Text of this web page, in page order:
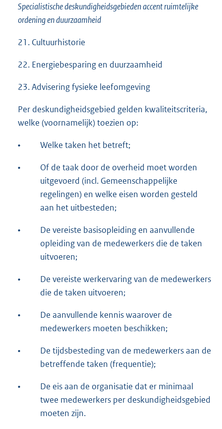
Specialistische deskundigheidsgebieden accent ruimtelijke
ordening en duurzaamheid
21. Cultuurhistorie
22. Energiebesparing en duurzaamheid
23. Advisering fysieke leefomgeving
Per deskundigheidsgebied gelden kwaliteitscriteria,
welke (voornamelijk) toezien op:
• Welke taken het betreft;
•
Of de taak door de overheid moet worden
uitgevoerd (incl. Gemeenschappelijke
regelingen) en welke eisen worden gesteld
aan het uitbesteden;
•
De vereiste basisopleiding en aanvullende
opleiding van de medewerkers die de taken
uitvoeren;
•
De vereiste werkervaring van de medewerkers
die de taken uitvoeren;
•
De aanvullende kennis waarover de
medewerkers moeten beschikken;
•
De tijdsbesteding van de medewerkers aan de
betreffende taken (frequentie);
•
De eis aan de organisatie dat er minimaal
twee medewerkers per deskundigheidsgebied
moeten zijn.